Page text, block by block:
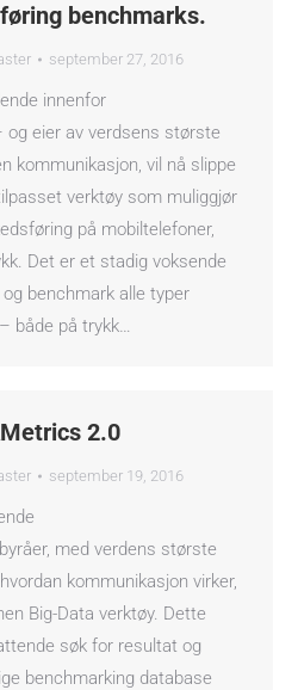
benchmarks.
september 27, 2016
innenfor
og eier av verdsens største
kommunikasjon, vil nå slippe
verktøy som muliggjør
på mobiltelefoner,
Det er et stadig voksende
benchmark alle typer
både på trykk…
2.0
september 19, 2016
med verdens største
kommunikasjon virker,
Big-Data verktøy. Dette
søk for resultat og
benchmarking database